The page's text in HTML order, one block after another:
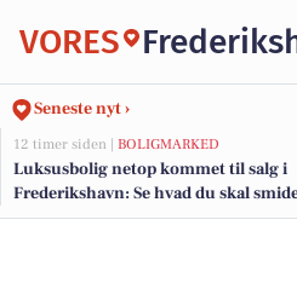
VORES
Seneste nyt ›
12 timer siden | BOLIGMARKED
Luksusbolig netop kommet til salg i
Frederikshavn: Se hvad du skal
Frederikshavns dyreste adresser her